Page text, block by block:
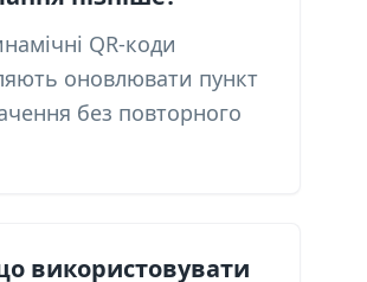
QR-коди
оновлювати пункт
без повторного
використовувати